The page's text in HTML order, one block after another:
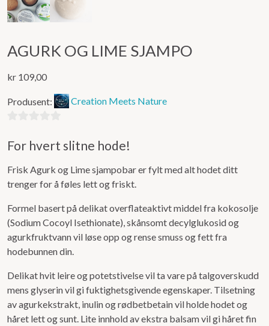
AGURK OG LIME SJAMPO
kr 109,00
Produsent: Creation Meets Nature
out
5
For hvert slitne hode!
Frisk Agurk og Lime sjampobar er fylt med alt hodet ditt
trenger for å føles lett og friskt.
Formel basert på delikat overflateaktivt middel fra kokosolje
(Sodium Cocoyl Isethionate), skånsomt decylglukosid og
agurkfruktvann vil løse opp og rense smuss og fett fra
hodebunnen din.
Delikat hvit leire og potetstivelse vil ta vare på talgoverskudd
mens glyserin vil gi fuktighetsgivende egenskaper. Tilsetning
av agurkekstrakt, inulin og rødbetbetain vil holde hodet og
håret lett og sunt. Lite innhold av ekstra balsam vil gi håret fin